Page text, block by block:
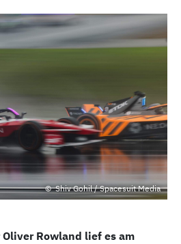
Shiv Gohil / Spacesuit Media
Rowland lief es am